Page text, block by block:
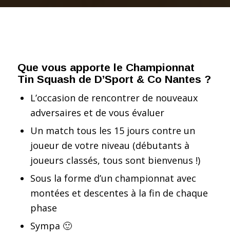
Que vous apporte le Championnat
Tin Squash de D’Sport & Co Nantes ?
L’occasion de rencontrer de nouveaux
adversaires et de vous évaluer
Un match tous les 15 jours contre un
joueur de votre niveau (débutants à
joueurs classés, tous sont bienvenus !)
Sous la forme d’un championnat avec
montées et descentes à la fin de chaque
phase
Sympa 🙂